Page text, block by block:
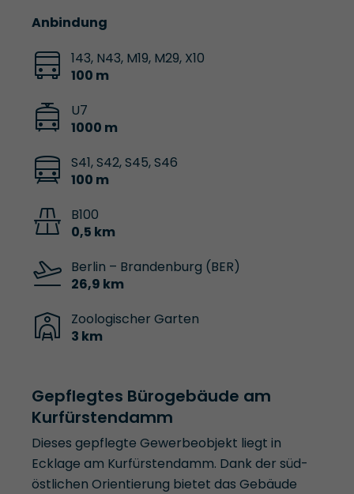
Anbindung
143, N43, M19, M29, X10
100 m
U7
1000 m
S41, S42, S45, S46
100 m
B100
0,5 km
Berlin – Brandenburg (BER)
26,9 km
Zoologischer Garten
3 km
Gepflegtes Bürogebäude am
Kurfürstendamm
Dieses gepflegte Gewerbeobjekt liegt in
Ecklage am Kurfürstendamm. Dank der süd-
östlichen Orientierung bietet das Gebäude